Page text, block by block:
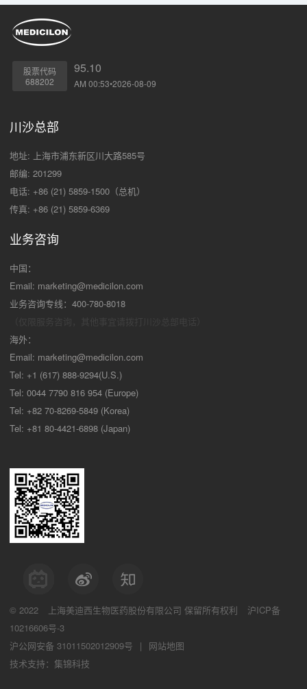
股票代码
688202
95.10
AM 00:53•2026-08-09
川沙总部
地址: 上海市浦东新区川大路585号
邮编: 201299
电话: +86 (21) 5859-1500（总机）
传真: +86 (21) 5859-6369
业务咨询
中国：
Email: marketing@medicilon.com
业务咨询专线：400-780-8018
海外：
Email: marketing@medicilon.com
Tel: +1 (617) 888-9294(U.S.)
Tel: 0044 7790 816 954 (Europe)
Tel: +82 70-8269-5849 (Korea)
Tel: +81 80-4421-6898 (Japan)
© 2022 上海美迪西生物医药股份有限公司 保留所有权利
沪ICP备
10216606号-3
沪公网安备 31011502012909号
|
网站地图
技术支持：集锦科技